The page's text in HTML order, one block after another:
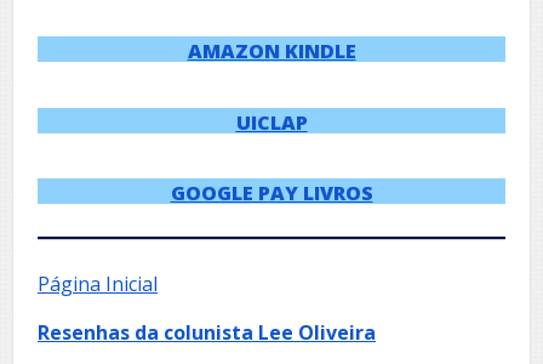
AMAZON KINDLE
UICLAP
GOOGLE PAY LIVROS
Página Inicial
Resenhas da colunista Lee Oliveira